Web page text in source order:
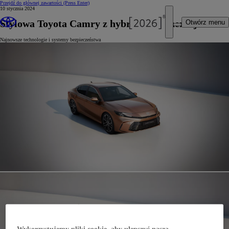
Przejdź do głównej zawartości (Press Enter)
Otwórz menu
10 stycznia 2024
Stylowa Toyota Camry z hybrydą 5. generacji
Najnowsze technologie i systemy bezpieczeństwa